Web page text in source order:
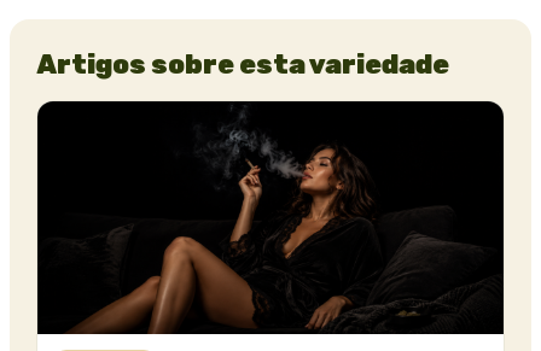
Artigos sobre esta variedade